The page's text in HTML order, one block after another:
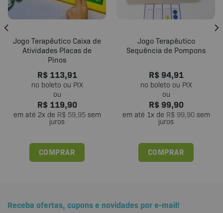
Jogo Terapêutico Caixa de
Atividades Placas de
Pinos
R$113,91
R$119,90
em até 2x de R$59,95sem
juros
COMPRAR
Jogo Terapêutico
Sequência de Pompons
R$94,91
R$99,90
em até 1x de R$99,90sem
juros
COMPRAR
Receba ofertas, cupons e novidades por e-mail!